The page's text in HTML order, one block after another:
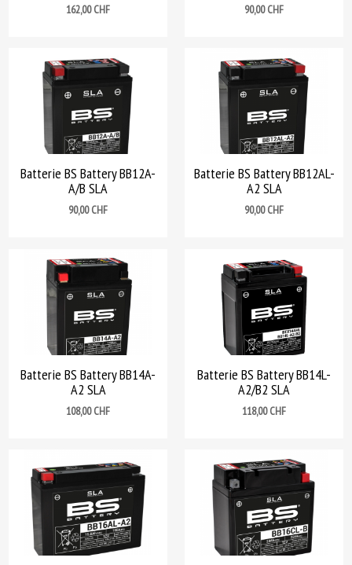
Prix
162,00 CHF Prix
90,00 CHF
Batterie BS Battery BB12A-
A/B SLA
Prix
90,00 CHF
Batterie BS Battery BB12AL-
A2 SLA
Prix
90,00 CHF
Batterie BS Battery BB14A-
A2 SLA
Prix
108,00 CHF
Batterie BS Battery BB14L-
A2/B2 SLA
Prix
118,00 CHF